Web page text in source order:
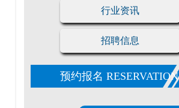
行业资讯
招聘信息
预约报名 RESERVATION